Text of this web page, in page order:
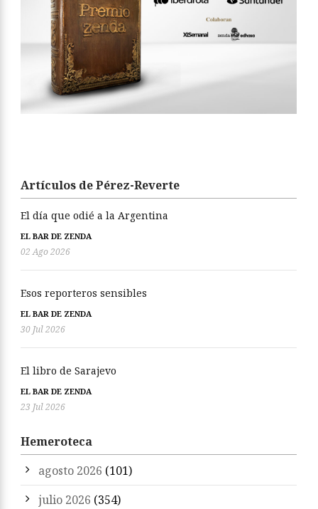
Artículos de Pérez-Reverte
El día que odié a la Argentina
EL BAR DE ZENDA
02 Ago 2026
Esos reporteros sensibles
EL BAR DE ZENDA
30 Jul 2026
El libro de Sarajevo
EL BAR DE ZENDA
23 Jul 2026
Hemeroteca
agosto 2026 (101)
julio 2026 (354)